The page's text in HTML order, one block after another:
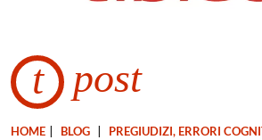
t post
HOME BLOG
PREGIUDIZI, ERRORI